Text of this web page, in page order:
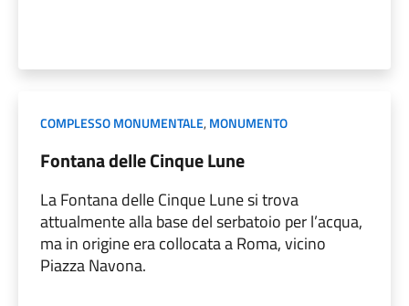
COMPLESSO MONUMENTALE,MONUMENTO
Fontana delle Cinque Lune
La Fontana delle Cinque Lune si trova
attualmente alla base del serbatoio per l’acqua,
ma in origine era collocata a Roma, vicino
Piazza Navona.